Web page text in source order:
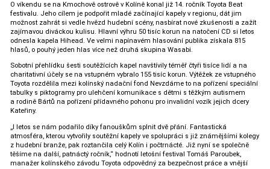
O víkendu se na Kmochově ostrově v Kolíně konal již 14. ročník Toyota Beat
festivalu. Jeho cílem je podpořit mladé začínající kapely v regionu, dát jim
možnost zahrát si vedle hvězd hudební scény, nasbírat nové zkušenosti a zažít
zajímavou diváckou kulisu. Hlavní výhru 50 tisíc korun na natočení CD si letos
odnesla kapela Hihead. Ve velmi napínavém hlasování publika získala 815
hlasů, o pouhý jeden hlas více než druhá skupina Wasabi.
Sobotní přehlídku šesti soutěžících kapel navštívily téměř čtyři tisíce lidí a na
charitativní účely se na vstupném vybralo 155 tisíc korun. Výtěžek ze vstupného
Toyota rozdělila mezi kolínský nadační fond Nevzdáme to na pořízení speciální
tabulky s piktogramy pro ulehčení komunikace s dětmi s těžkým autismem
a rodině Bártů na pořízení přídavného pohonu pro invalidní vozík jejich dcery
Kateřiny.
„I letos se nám podařilo díky fanouškům splnit dvě přání. Fantastická
atmosféra, kterou vytvořily soutěžní kapely ve spolupráci s již známějšími kolegy
z hudební branže, pak roztančila celý Kolín i počtrnácté. Již nyní se společně
těšíme na další, patnáctý ročník,“ hodnotí letošní festival Tomáš Paroubek,
manažer kolínského závodu Toyota odpovědný za bezpečnost práce a vnější